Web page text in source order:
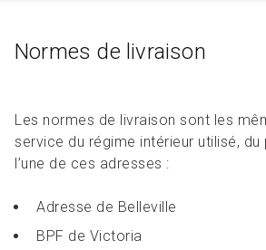
Normes de livraison
Les normes de livraison sont les
service du régime intérieur utilisé, du
l’une de ces adresses :
Adresse de Belleville
BPF de Victoria